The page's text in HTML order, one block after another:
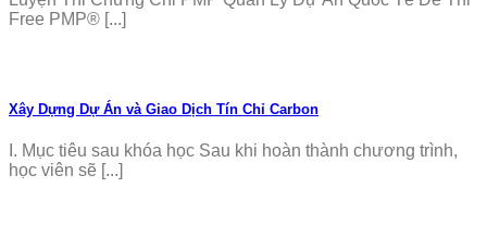
Free PMP® [...]
Xây Dựng Dự Án và Giao Dịch Tín Chỉ Carbon
I. Mục tiêu sau khóa học Sau khi hoàn thành chương trình,
học viên sẽ [...]